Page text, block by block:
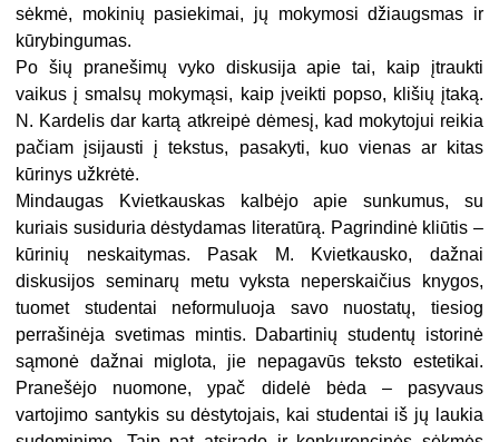
sėkmė, mokinių pasiekimai, jų mokymosi džiaugsmas ir
kūrybingumas.
Po šių pranešimų vyko diskusija apie tai, kaip įtraukti
vaikus į smalsų mokymąsi, kaip įveikti popso, klišių įtaką.
N. Kardelis dar kartą atkreipė dėmesį, kad mokytojui reikia
pačiam įsijausti į tekstus, pasakyti, kuo vienas ar kitas
kūrinys užkrėtė.
Mindaugas Kvietkauskas kalbėjo apie sunkumus, su
kuriais susiduria dėstydamas literatūrą. Pagrindinė kliūtis –
kūrinių neskaitymas. Pasak M. Kvietkausko, dažnai
diskusijos seminarų metu vyksta neperskaičius knygos,
tuomet studentai neformuluoja savo nuostatų, tiesiog
perrašinėja svetimas mintis. Dabartinių studentų istorinė
sąmonė dažnai miglota, jie nepagavūs teksto estetikai.
Pranešėjo nuomone, ypač didelė bėda – pasyvaus
vartojimo santykis su dėstytojais, kai studentai iš jų laukia